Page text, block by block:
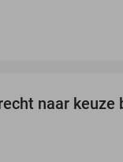
naar keuze